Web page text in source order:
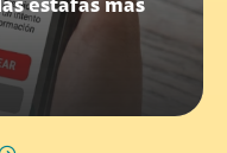
estafas más